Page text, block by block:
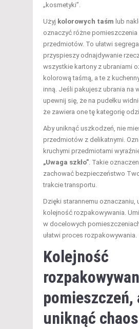
„kosmetyki”.
Użyj kolorowych taśm lub
oznaczyć różne
przedmiotów. To ułatwi
przyspieszy odnajdywanie
wszystkie kartony z ubraniami
kolorową taśmą, a te z
inną. Jeśli pakujesz ubrania na
upewnij się, że na pudełku
że zawiera one tę kategorię
Aby uniknąć uszkodzeń, nie
przedmiotów z delikatnymi.
kruchymi przedmiotami
„Uwaga szkło”. Takie
zachować bezpieczeństwo
trakcie transportu.
Dzięki starannemu oznaczaniu,
kolejność rozpakowywania.
w docelowych
ułatwi proces rozpakowywania.
Kolejność
pomieszczeń,
uniknąć